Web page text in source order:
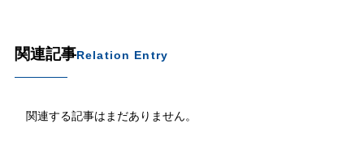
関連記事Relation Entry
関連する記事はまだありません。